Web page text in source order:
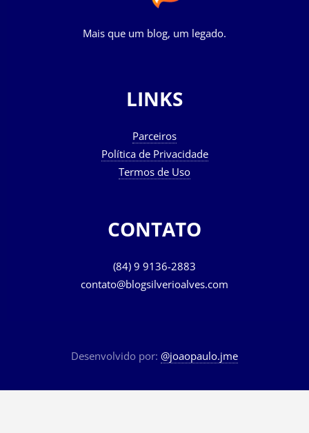
Mais que um blog, um legado.
LINKS
Parceiros
Política de Privacidade
Termos de Uso
CONTATO
(84) 9 9136-2883
contato@blogsilverioalves.com
Desenvolvido por: @joaopaulo.jme